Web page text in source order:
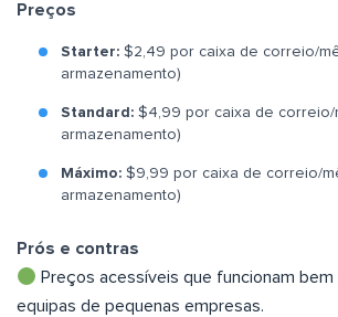
Preços
Starter: $2,49 por caixa de correio/
armazenamento)
Standard: $4,99 por caixa de correio/
armazenamento)
Máximo: $9,99 por caixa de correio/
armazenamento)
Prós e contras
Preços acessíveis que funcionam
equipas de pequenas empresas.